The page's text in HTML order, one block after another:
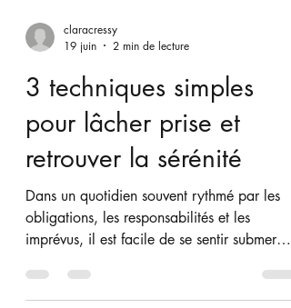
claracressy
19 juin
2 min de lecture
3 techniques simples
pour lâcher prise et
retrouver la sérénité